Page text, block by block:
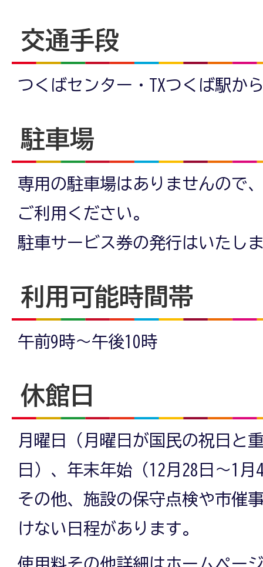
交通手段
つくばセンター・TXつくば駅か
駐車場
専用の駐車場はありませんので
ご利用ください。
駐車サービス券の発行はいたし
利用可能時間帯
午前9時～午後10時
休館日
月曜日（月曜日が国民の祝日と
日）、年末年始（12月28日～1月
その他、施設の保守点検や市催
けない日程があります。
使用料その他詳細はホームペー